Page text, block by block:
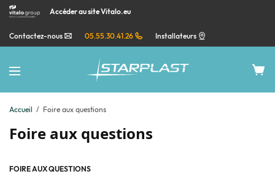
Accéder au site Vitalo.eu
Contactez-nous 05.55.30.41.26 Installateurs
Accueil Foire aux questions
Foire aux questions
FOIRE AUX QUESTIONS